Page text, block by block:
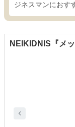
ジネスマンにおす
NEIKIDNIS『メ